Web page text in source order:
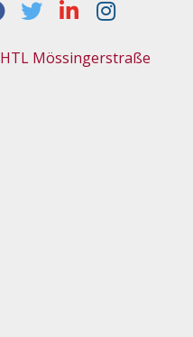
HTL Mössingerstraße